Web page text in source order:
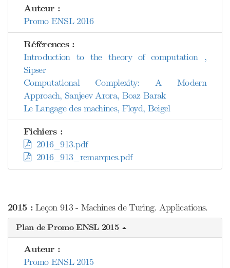
Auteur :
Promo ENSL 2016
Références :
Introduction to the theory of computation ,
Sipser
Computational Complexity: A Modern
Approach, Sanjeev Arora, Boaz Barak
Le Langage des machines, Floyd, Beigel
Fichiers :
2016_913.pdf
2016_913_remarques.pdf
2015 :Leçon 913 - Machines de Turing. Applications.
Plan de Promo ENSL 2015
Auteur :
Promo ENSL 2015